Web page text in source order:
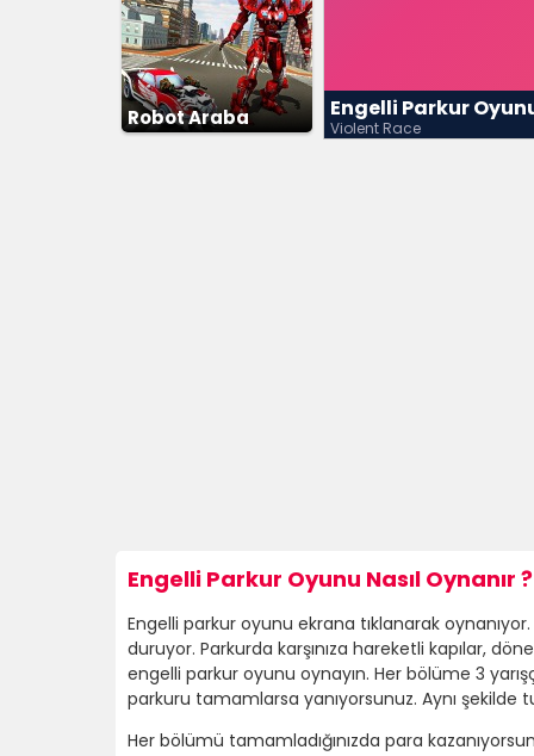
Robot Araba Engelli Parkur
Violent Race
Engelli Parkur Oyunu Nasıl Oynanır ?
Engelli parkur oyunu ekrana tıklanarak
duruyor. Parkurda karşınıza hareketli kapılar,
engelli parkur oyunu oynayın. Her bölüme 3
parkuru tamamlarsa yanıyorsunuz. Aynı şekilde
Her bölümü tamamladığınızda para